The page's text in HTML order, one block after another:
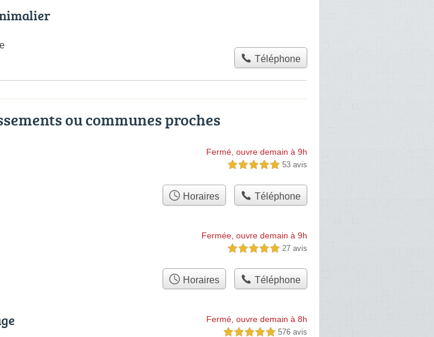
Téléphone
ou communes proches
Fermé, ouvre demain à 9h
5,0 étoiles sur 5 53 avis
Horaires Téléphone
Fermée, ouvre demain à 9h
5,0 étoiles sur 5 27 avis
Horaires Téléphone
Fermé, ouvre demain à 8h
5,0 étoiles sur 5 576 avis